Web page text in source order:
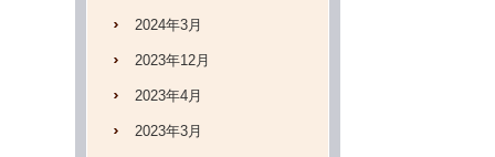
2024年3月
2023年12月
2023年4月
2023年3月